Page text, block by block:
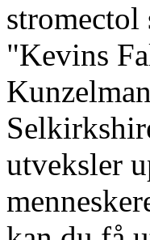
"Kevins
utveksler